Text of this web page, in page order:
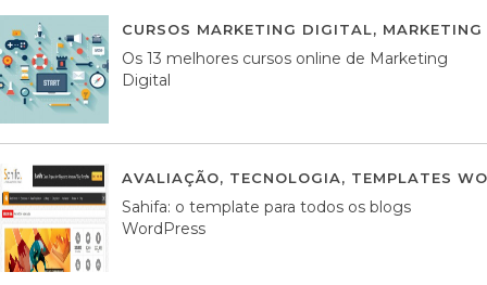
CURSOS MARKETING DIGITAL,
Os 13 melhores cursos online de Marketing
Digital
AVALIAÇÃO, TECNOLOGIA, TEMPLATES
Sahifa: o template para todos os blogs
WordPress